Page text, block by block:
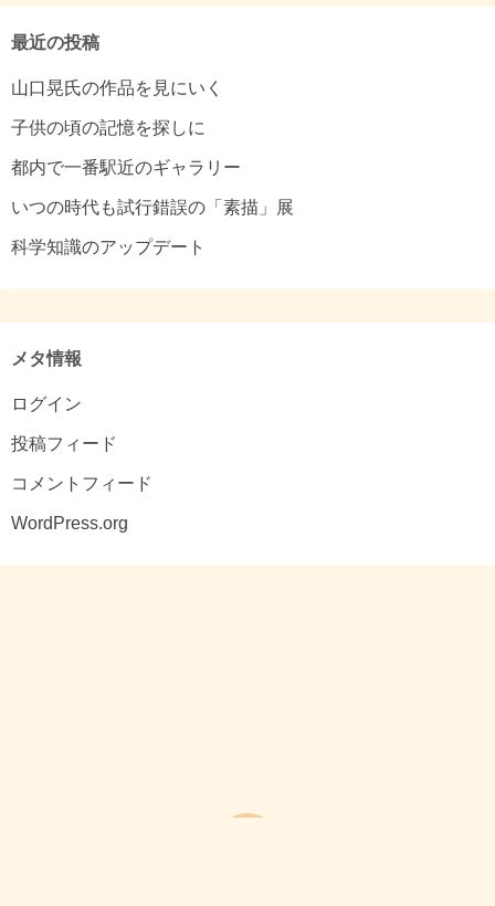
イ
ブ
最近の投稿
山口晃氏の作品を見にいく
子供の頃の記憶を探しに
都内で一番駅近のギャラリー
いつの時代も試行錯誤の「素描」展
科学知識のアップデート
メタ情報
ログイン
投稿フィード
コメントフィード
WordPress.org